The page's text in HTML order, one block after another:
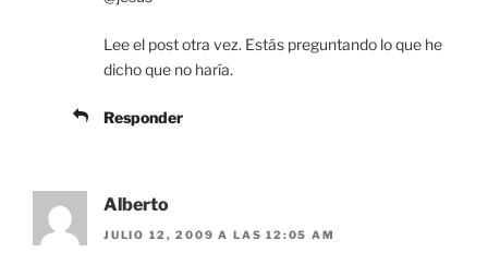
Lee el post otra vez. Estás preguntando lo que he
dicho que no haría.
Responder
Alberto
JULIO 12, 2009 A LAS 12:05 AM